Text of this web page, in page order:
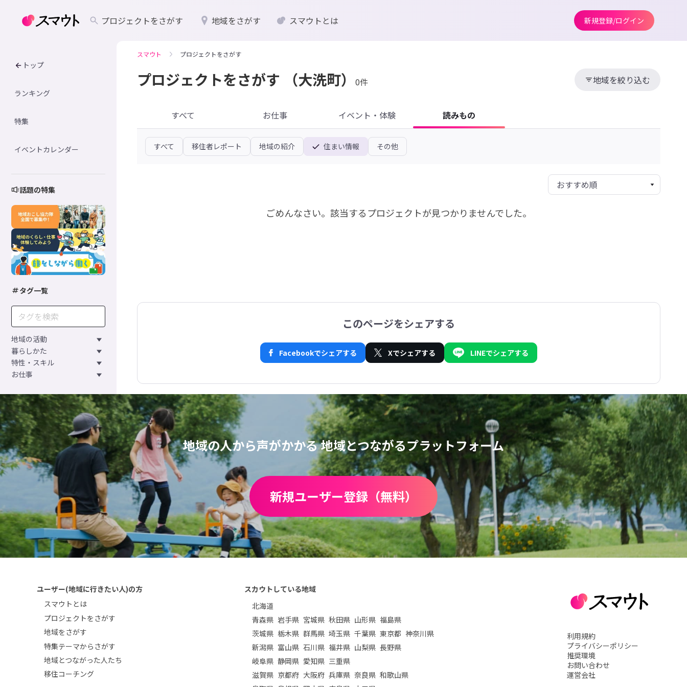
プロジェクトをさがす 地域をさがす スマウトとは 新規登録/ログイン
トップ
ランキング
特集
イベントカレンダー
話題の特集
タグ一覧
地域の活動
暮らしかた
特性・スキル
お仕事
スマウト プロジェクトをさがす
プロジェクトをさがす （大洗町） 0件 地域を絞り込む
すべて お仕事 イベント・体験 読みもの
すべて 移住者レポート 地域の紹介 住まい情報 その他
ごめんなさい。 該当するプロジェクトが見つかりませんでした。
このページをシェアする
Facebookでシェアする Xでシェアする LINEでシェアする
地域の人から声がかかる地域とつながるプラットフォーム
新規ユーザー登録（無料）
ユーザー(地域に行きたい人)の方
スマウトとは
プロジェクトをさがす
地域をさがす
特集テーマからさがす
地域とつながった人たち
移住コーチング
スカウトしている地域
北海道
青森県 岩手県 宮城県 秋田県 山形県 福島県
茨城県 栃木県 群馬県 埼玉県 千葉県 東京都 神奈川県
新潟県 富山県 石川県 福井県 山梨県 長野県
岐阜県 静岡県 愛知県 三重県
滋賀県 京都府 大阪府 兵庫県 奈良県 和歌山県
利用規約
プライバシーポリシー
推奨環境
お問い合わせ
運営会社